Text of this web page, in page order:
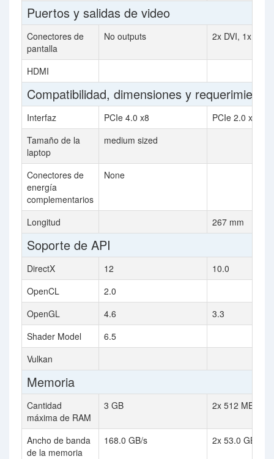
Puertos y salidas de video
Conectores de
pantalla
No outputs 2x DVI, 1x S-
HDMI
Compatibilidad, dimensiones y
Interfaz PCIe 4.0 x8
PCIe 2.0 x16
Tamaño de la
laptop
medium sized
Conectores de
energía
complementarios
None
Longitud 267 mm
Soporte de API
DirectX 12
10.0
OpenCL
2.0
OpenGL
4.6
3.3
Shader Model
6.5
Vulkan
Memoria
Cantidad
máxima de RAM
3 GB 2x 512 MB
Ancho de banda
de la memoria
168.0 GB/s 2x 53.0 GB / s